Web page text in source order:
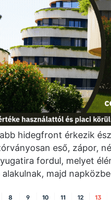
hidegfront érkezik
eső, zápor,
fordul, melyet
majd